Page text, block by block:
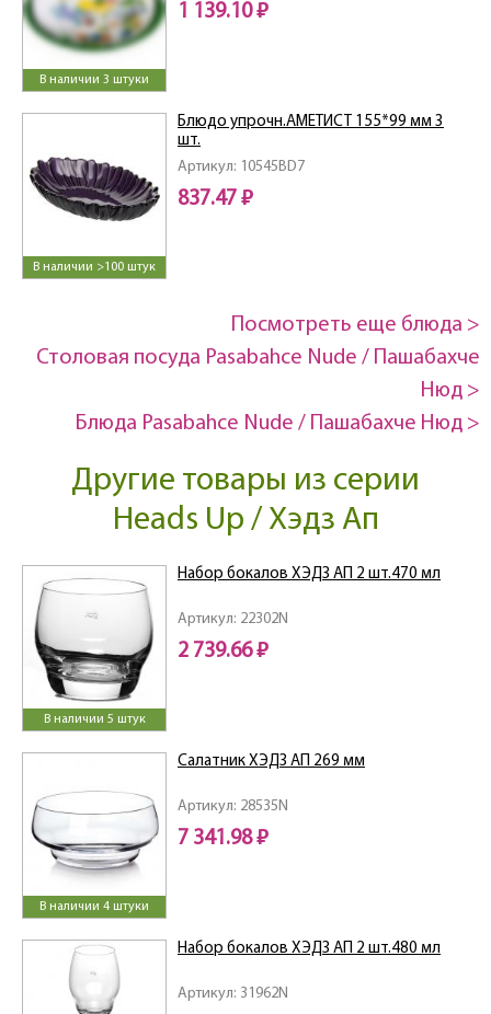
В наличии 3 штуки
1 139.10 ₽
В наличии >100 штук
Артикул: 10545BD7
Блюдо упрочн.АМЕТИСТ 155*99 мм 3
шт.
837.47 ₽
Посмотреть еще блюда >
Столовая посуда Pasabahce Nude / Пашабахче
Нюд >
Блюда Pasabahce Nude / Пашабахче Нюд >
Другие товары из серии
Heads Up / Хэдз Ап
В наличии 5 штук
Артикул: 22302N
Набор бокалов ХЭДЗ АП 2 шт.470 мл
2 739.66 ₽
В наличии 4 штуки
Артикул: 28535N
Салатник ХЭДЗ АП 269 мм
7 341.98 ₽
Артикул: 31962N
Набор бокалов ХЭДЗ АП 2 шт.480 мл